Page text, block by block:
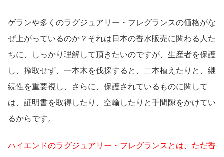
ゲランや多くのラグジュアリー・フレグランスの価格がな
ぜ上がっているのか？それは日本の香水販売に関わる人た
ちに、しっかり理解して頂きたいのですが、生産者を保護
し、搾取せず、一本木を伐採すると、二本植えたりと、継
続性を重要視し、さらに、保護されているものに関して
は、証明書を取得したり、空輸したりと手間隙をかけてい
るからです。
ハイエンドのラグジュアリー・フレグランスとは、ただ香